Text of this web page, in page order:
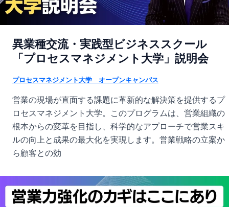
異業種交流・実践型ビジネススクール
「プロセスマネジメント大学」説明会
プロセスマネジメント大学 オープンキャンパス
営業の現場が直面する課題に革新的な解決策を提供するプ
ロセスマネジメント大学。このプログラムは、営業組織の
根本からの変革を目指し、科学的なアプローチで営業スキ
ルの向上と成果の最大化を実現します。営業戦略の立案か
ら顧客との効